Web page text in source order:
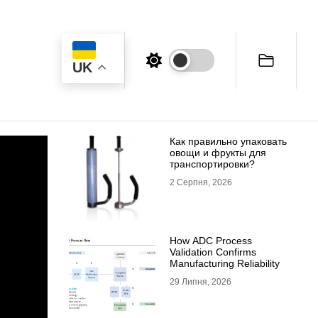
UK
Как правильно упаковать
овощи и фрукты для
транспортировки?
2 Серпня, 2026
How ADC Process
Validation Confirms
Manufacturing Reliability
29 Липня, 2026